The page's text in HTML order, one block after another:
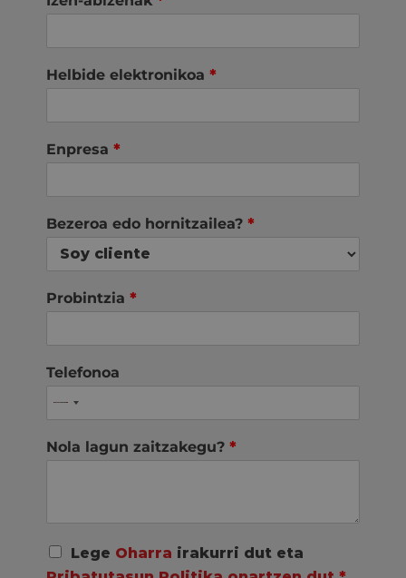
Helbide elektronikoa *
Enpresa *
Bezeroa edo hornitzailea? *
Probintzia *
Telefonoa
Nola lagun zaitzakegu? *
A
c
Lege Oharra irakurri dut eta